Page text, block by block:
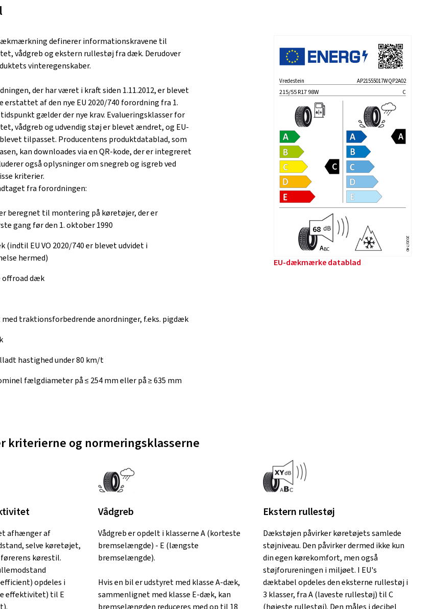
definerer informationskravene til
vådgreb og ekstern rullestøj fra dæk. Derudover
vinteregenskaber.
der har været i kraft siden 1.11.2012, er blevet
erstattet af den nye EU 2020/740 forordning fra 1.
gælder der nye krav. Evalueringsklasser for
vådgreb og udvendig støj er blevet ændret, og EU-
tilpasset. Producentens produktdatablad, som
kan downloades via en QR-kode, der er integreret
også oplysninger om snegreb og isgreb ved
kriterier.
fra forordningen:
beregnet til montering på køretøjer, der er
gang før den 1. oktober 1990
(indtil EU VO 2020/740 er blevet udvidet i
hermed)
offroad dæk
traktionsforbedrende anordninger, f.eks. pigdæk
hastighed under 80 km/t
fælgdiameter på ≤ 254 mm eller på ≥ 635 mm
Vredestein AP21555017WQP2A02
215/55 R17 98W C
ABC 2020/740
EU-dækmærke datablad
kriterierne og normeringsklasserne
afhænger af
selve køretøjet,
kørestil.
opdeles i
effektivitet) til E
Vådgreb
Vådgreb er opdelt i klasserne A (korteste
bremselængde) - E (længste
bremselængde).
Hvis en bil er udstyret med klasse A-dæk,
sammenlignet med klasse E-dæk, kan
Ekstern rullestøj
Dækstøjen påvirker køretøjets samlede
støjniveau. Den påvirker dermed ikke kun
din egen kørekomfort, men også
støjforureningen i ​​miljøet. I EU's
dæktabel opdeles den eksterne rullestøj i
3 klasser, fra A (laveste rullestøj) til C